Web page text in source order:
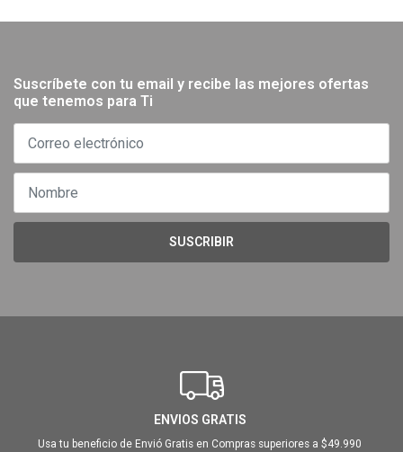
Suscríbete con tu email y recibe las mejores ofertas
que tenemos para Ti
SUSCRIBIR
ENVIOS GRATIS
Usa tu beneficio de Envió Gratis en Compras superiores a $49.990